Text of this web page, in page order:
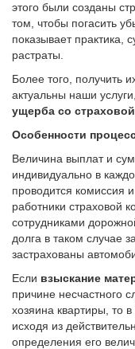
этого были созданы
том, чтобы погасить
показывает практика,
растраты.
Более того, получить
актуальны наши
ущерба со
Особенности
Величина выплат и
индивидуально в
проводится комиссия
работники страховой
сотрудниками
долга в таком случае
застрахованы
Если взыскание
причине несчастного
хозяина квартиры, то
исходя из
определения его